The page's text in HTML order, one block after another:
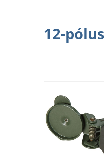
12-